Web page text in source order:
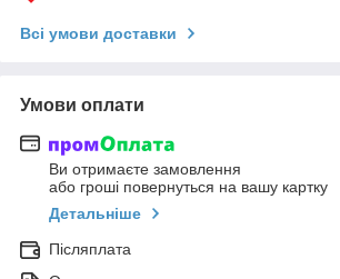
Всі умови доставки
Умови оплати
Ви отримаєте замовлення
або гроші повернуться на вашу картку
Детальніше
Післяплата